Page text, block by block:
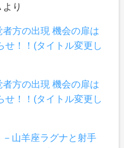
より
者方の出現 機会の扉は
せ！！(タイトル変更し
者方の出現 機会の扉は
せ！！(タイトル変更し
山羊座ラグナと射手